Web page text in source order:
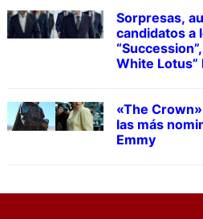
Sorpresas,
candidatos a
White Lotus”
«The
las más
Emmy